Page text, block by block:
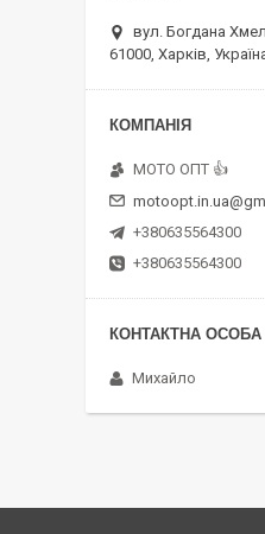
вул. Богдана
61000, Харків,
MOTO OПT 👍
+380635564300
+380635564300
Михайло